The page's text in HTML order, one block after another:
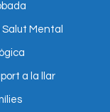
Mental
a la llar